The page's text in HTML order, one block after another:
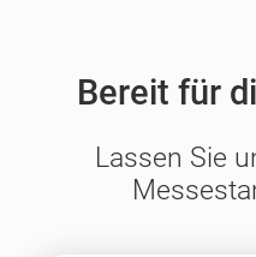
Bereit für
Lassen Sie